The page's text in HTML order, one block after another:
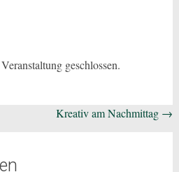
geschlossen.
Kreativ am Nachmittag →